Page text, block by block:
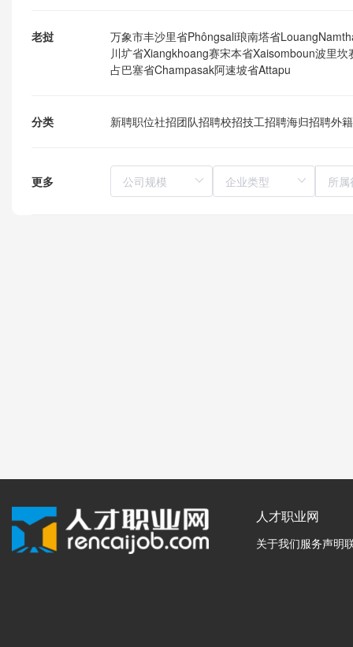
老挝 万象市丰沙里省Phôngsali琅南塔省
川圹省Xiangkhoang赛宋本省Xaisomboun波里坎
占巴塞省Champasak阿速坡省Attapu
分类 新聘职位社招团队招聘校招技工招聘海归招聘外
更多 所
人才职业网
关于我们服务声明